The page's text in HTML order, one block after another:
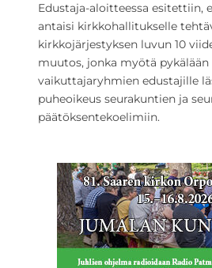
Edustaja-aloitteessa esitettiin,
antaisi kirkkohallitukselle
kirkkojärjestyksen luvun 10
muutos, jonka myötä
vaikuttajaryhmien edustajille
puheoikeus seurakuntien ja
päätöksentekoelimiin.